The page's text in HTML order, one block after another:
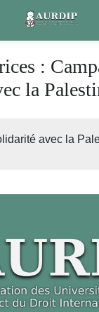
:
la
avec la